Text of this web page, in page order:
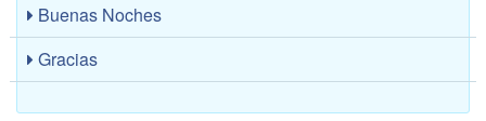
Buenas Noches
Gracias